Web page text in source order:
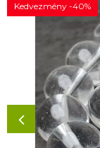
Kedvezmény -40%